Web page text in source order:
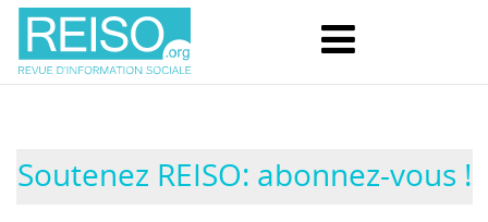
Soutenez REISO: abonnez-vous !